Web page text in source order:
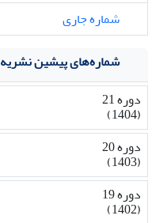
شماره جاری
شماره‌های پیشین نشریه
دوره 21
(1404)
دوره 20
(1403)
دوره 19
(1402)